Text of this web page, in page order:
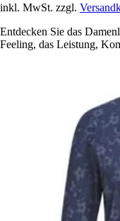
inkl. MwSt. zzgl.
Entdecken Sie das
Feeling, das Leistung,